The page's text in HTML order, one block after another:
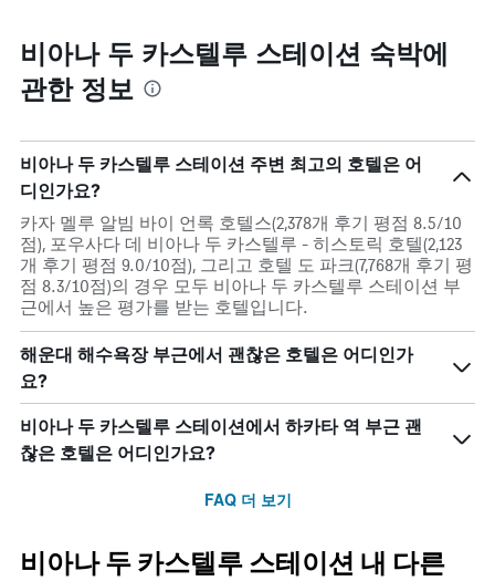
비아나 두 카스텔루 스테이션 숙박에
관한 정보
비아나 두 카스텔루 스테이션 주변 최고의 호텔은 어
디인가요?
카자 멜루 알빔 바이 언록 호텔스(2,378개 후기 평점 8.5/10
점), 포우사다 데 비아나 두 카스텔루 - 히스토릭 호텔(2,123
개 후기 평점 9.0/10점), 그리고 호텔 도 파크(7,768개 후기 평
점 8.3/10점)의 경우 모두 비아나 두 카스텔루 스테이션 부
근에서 높은 평가를 받는 호텔입니다.
해운대 해수욕장 부근에서 괜찮은 호텔은 어디인가
요?
비아나 두 카스텔루 스테이션에서 하카타 역 부근 괜
찮은 호텔은 어디인가요?
FAQ 더 보기
비아나 두 카스텔루 스테이션 내 다른